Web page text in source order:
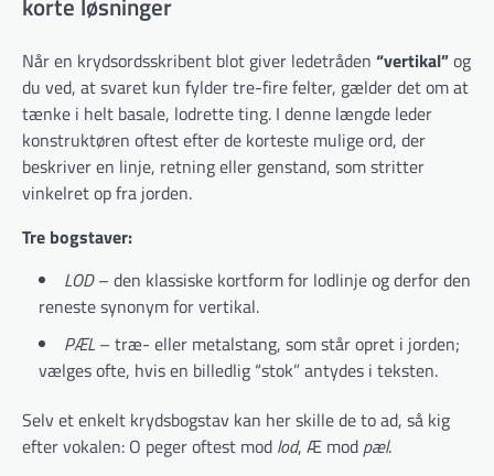
Når en krydsordsskribent blot giver ledetråden “vertikal”og
du ved, at svaret kun fylder tre-fire felter, gælder det om at
tænke i helt basale, lodrette ting. I denne længde leder
konstruktøren oftest efter de korteste mulige ord, der
beskriver en linje, retning eller genstand, som stritter
vinkelret op fra jorden.
Tre bogstaver:
LOD– den klassiske kortform for lodlinje og derfor den
reneste synonym for vertikal.
PÆL – træ- eller metalstang, som står opret i jorden;
vælges ofte, hvis en billedlig “stok” antydes i teksten.
Selv et enkelt krydsbogstav kan her skille de to ad, så kig
efter vokalen: O peger oftest mod lod, Æ mod pæl.